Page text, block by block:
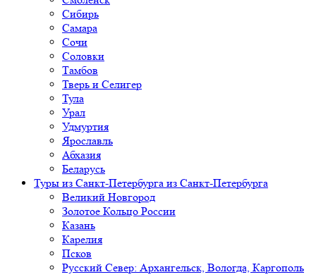
Сибирь
Самара
Сочи
Соловки
Тамбов
Тверь и Селигер
Тула
Урал
Удмуртия
Ярославль
Абхазия
Беларусь
Туры из Санкт-Петербурга из Санкт-Петербурга
Великий Новгород
Золотое Кольцо России
Казань
Карелия
Псков
Русский Север: Архангельск, Вологда, Каргополь